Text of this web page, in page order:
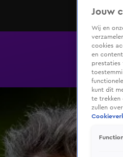
Jouw
Wij en
cookies
en
prestaties
kunt dit
te trekken
zullen